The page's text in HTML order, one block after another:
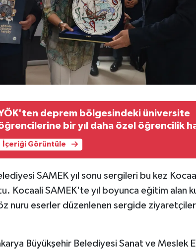
deprem bölgesindeki üniversite
bir yıl daha özel öğrencilik
İçeriği Görüntüle
SAMEK yıl sonu sergileri bu kez
Kocaali SAMEK'te yıl boyunca eğitim alan
nuru eserler düzenlenen sergide
Büyükşehir Belediyesi Sanat ve Meslek